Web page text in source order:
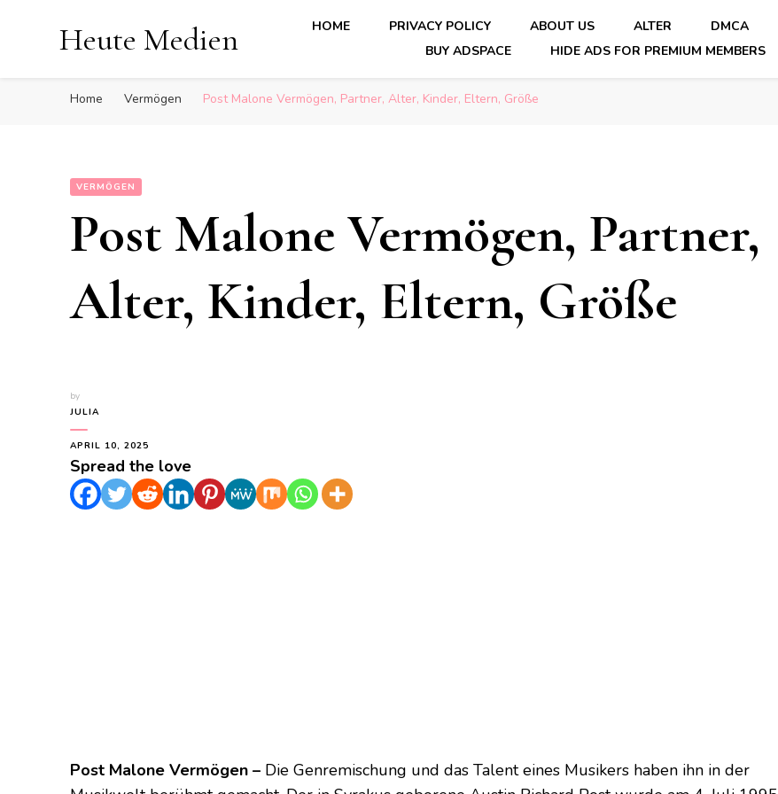
Heute Medien HOME PRIVACY POLICY ABOUT US ALTER DMCA
BUY ADSPACE
HIDE ADS FOR PREMIUM MEMBERS
Home Vermögen Post Malone Vermögen, Partner, Alter, Kinder, Eltern, Größe
VERMÖGEN
Post Malone Vermögen, Partner,
Alter, Kinder, Eltern, Größe
by
JULIA
APRIL 10, 2025
Spread the love
Post Malone Vermögen – Die Genremischung und das Talent eines Musikers haben ihn in der